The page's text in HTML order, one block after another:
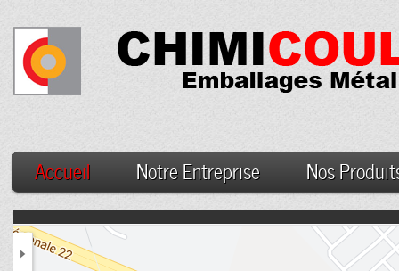
Accueil Notre Entreprise Nos